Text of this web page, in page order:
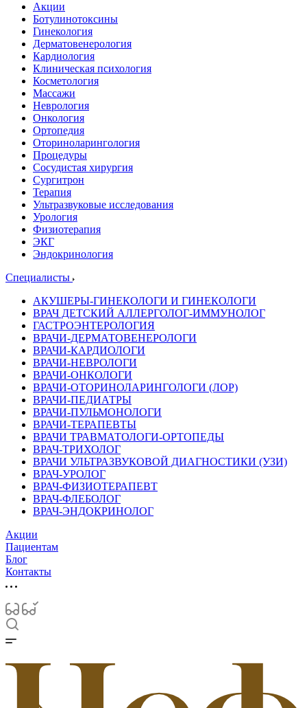
Акции
Ботулинотоксины
Гинекология
Дерматовенерология
Кардиология
Клиническая психология
Косметология
Массажи
Неврология
Онкология
Ортопедия
Оториноларингология
Процедуры
Сосудистая хирургия
Сургитрон
Терапия
Ультразвуковые исследования
Урология
Физиотерапия
ЭКГ
Эндокринология
Специалисты
АКУШЕРЫ-ГИНЕКОЛОГИ И ГИНЕКОЛОГИ
ВРАЧ ДЕТСКИЙ АЛЛЕРГОЛОГ-ИММУНОЛОГ
ГАСТРОЭНТЕРОЛОГИЯ
ВРАЧИ-ДЕРМАТОВЕНЕРОЛОГИ
ВРАЧИ-КАРДИОЛОГИ
ВРАЧИ-НЕВРОЛОГИ
ВРАЧИ-ОНКОЛОГИ
ВРАЧИ-ОТОРИНОЛАРИНГОЛОГИ (ЛОР)
ВРАЧИ-ПЕДИАТРЫ
ВРАЧИ-ПУЛЬМОНОЛОГИ
ВРАЧИ-ТЕРАПЕВТЫ
ВРАЧИ ТРАВМАТОЛОГИ-ОРТОПЕДЫ
ВРАЧ-ТРИХОЛОГ
ВРАЧИ УЛЬТРАЗВУКОВОЙ ДИАГНОСТИКИ (УЗИ)
ВРАЧ-УРОЛОГ
ВРАЧ-ФИЗИОТЕРАПЕВТ
ВРАЧ-ФЛЕБОЛОГ
ВРАЧ-ЭНДОКРИНОЛОГ
Акции
Пациентам
Блог
Контакты